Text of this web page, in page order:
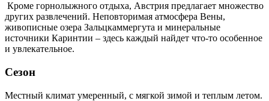
Кроме горнолыжного отдыха, Австрия предлагает множество
других развлечений. Неповторимая атмосфера Вены,
живописные озера Зальцкаммергута и минеральные
источники Каринтии – здесь каждый найдет что-то особенное
и увлекательное.
Сезон
Местный климат умеренный, с мягкой зимой и теплым летом.